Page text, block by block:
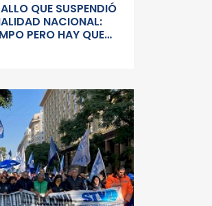
QUE SUSPENDIÓ
NACIONAL:
PERO HAY QUE